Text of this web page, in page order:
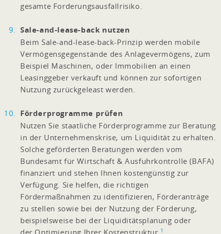
gesamte Forderungsausfallrisiko.
Sale-and-lease-back nutzen
Beim Sale-and-lease-back-Prinzip werden mobile
Vermögensgegenstände des Anlagevermögens, zum
Beispiel Maschinen, oder Immobilien an einen
Leasinggeber verkauft und können zur sofortigen
Nutzung zurückgeleast werden.
Förderprogramme prüfen
Nutzen Sie staatliche Förderprogramme zur Beratung
in der Unternehmenskrise, um Liquidität zu erhalten.
Solche geförderten Beratungen werden vom
Bundesamt für Wirtschaft & Ausfuhrkontrolle (BAFA)
finanziert und stehen Ihnen kostengünstig zur
Verfügung. Sie helfen, die richtigen
Fördermaßnahmen zu identifizieren, Förderanträge
zu stellen sowie bei der Nutzung der Förderung,
beispielsweise bei der Liquiditätsplanung oder
1